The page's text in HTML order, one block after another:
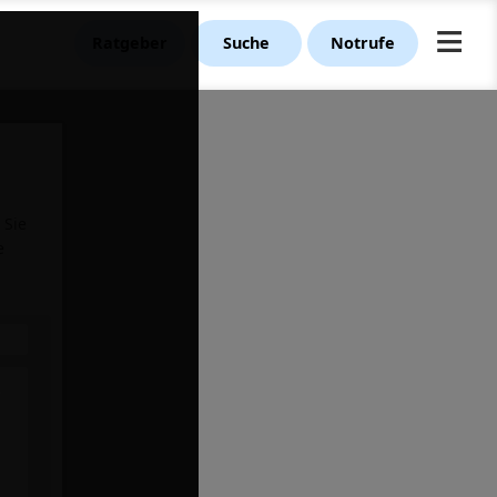
Suche Notrufe ≡